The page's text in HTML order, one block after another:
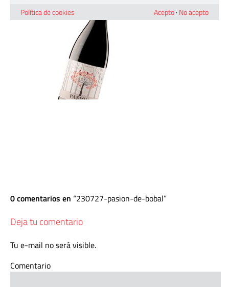
0 comentarios en 230727-pasion-de-bobal
Deja tu comentario
Tu e-mail no será visible.
Comentario
Política de cookies
Acepto· No acepto